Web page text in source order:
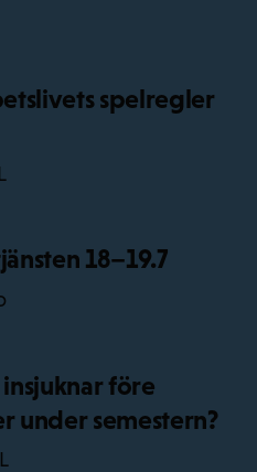
spelregler
18–19.7
före
under semestern?